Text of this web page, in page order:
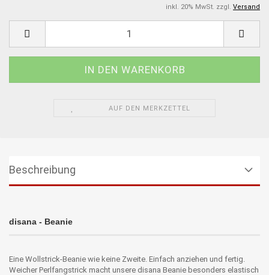
inkl. 20% MwSt. zzgl. Versand
AUF DEN MERKZETTEL
Beschreibung
disana - Beanie
Eine Wollstrick-Beanie wie keine Zweite. Einfach anziehen und fertig.
Weicher Perlfangstrick macht unsere disana Beanie besonders elastisch